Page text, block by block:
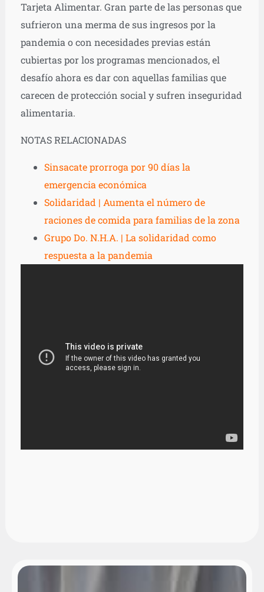
Tarjeta Alimentar. Gran parte de las personas que
sufrieron una merma de sus ingresos por la
pandemia o con necesidades previas están
cubiertas por los programas mencionados, el
desafío ahora es dar con aquellas familias que
carecen de protección social y sufren inseguridad
alimentaria.
NOTAS RELACIONADAS
Sinsacate prorroga por 90 días la
emergencia económica
Solidaridad | Aumenta el número de
raciones de comida para familias de la zona
Grupo Do. N.H.A. | La solidaridad como
respuesta a la pandemia